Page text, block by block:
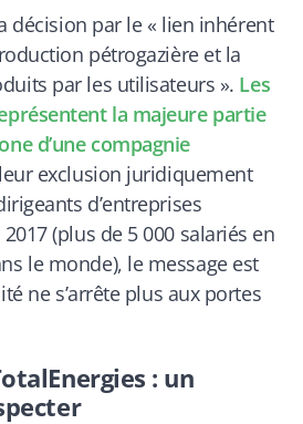
décision par le « lien inhérent
pétrogazière et la
par les utilisateurs ». Les
la majeure partie
d’une compagnie
exclusion juridiquement
d’entreprises
(plus de 5 000 salariés en
le monde), le message est
ne s’arrête plus aux portes
: un